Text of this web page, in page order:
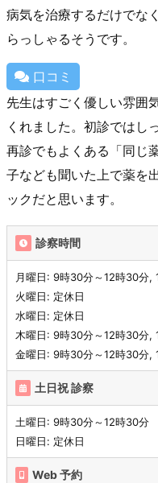
病気を治療するだけでな
らっしゃるそうです。
口コミ
先生はすごく優しい雰囲
くれました。初診ではし
再診でもよくある「同じ
子なども聞いた上で薬を
ックだと思います。
診察時間
月曜日: 9時30分～12時30分,
火曜日: 定休日
水曜日: 定休日
木曜日: 9時30分～12時30分,
金曜日: 9時30分～12時30分,
土日祝 診察
土曜日: 9時30分～12時30分
日曜日: 定休日
Web 予約